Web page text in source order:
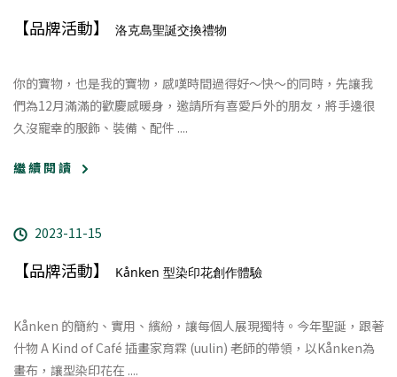
【品牌活動】 洛克島聖誕交換禮物
你的寶物，也是我的寶物，感嘆時間過得好～快～的同時，先讓我
們為12月滿滿的歡慶感暖身，邀請所有喜愛戶外的朋友，將手邊很
久沒寵幸的服飾、裝備、配件 ....
繼 續 閱 讀
2023-11-15
【品牌活動】 Kånken 型染印花創作體驗
Kånken 的簡約、實用、繽紛，讓每個人展現獨特。 今年聖誕，跟著
什物 A Kind of Café 插畫家育霖 (uulin) 老師的帶領，以Kånken為
畫布，讓型染印花在 ....